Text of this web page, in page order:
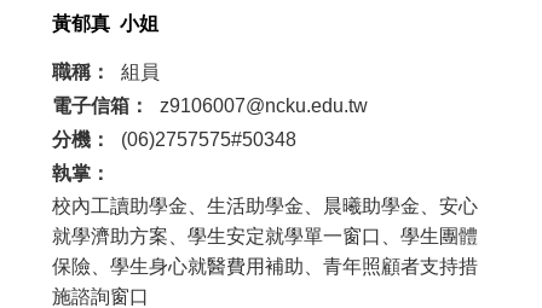
黃郁真 小姐
職稱：
組員
電子信箱：
z9106007@ncku.edu.tw
分機：
(06)2757575#50348
執掌：
校內工讀助學金、生活助學金、晨曦助學金、安心
就學濟助方案、學生安定就學單一窗口、學生團體
保險、學生身心就醫費用補助、青年照顧者支持措
施諮詢窗口